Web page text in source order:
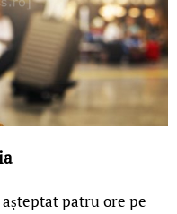
patru ore pe